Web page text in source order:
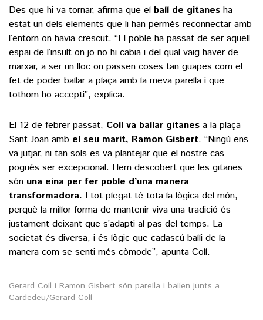
VEURE TOTES
CULTURA POPULAR
LLIBRES
CALAIX
VEURE TOTES
FOTOGALERIES
9MAGAZÍN
AGENDA
BLOGOSFERA
Des que hi va tornar, afirma que el ball de gitanes ha
estat un dels elements que li han permès reconnectar amb
l’entorn on havia crescut. “El poble ha passat de ser aquell
espai de l’insult on jo no hi cabia i del qual vaig haver de
marxar, a ser un lloc on passen coses tan guapes com el
fet de poder ballar a plaça amb la meva parella i que
tothom ho accepti”, explica.
El 12 de febrer passat, Coll va ballar gitanes a la plaça
Sant Joan amb el seu marit, Ramon Gisbert. “Ningú ens
va jutjar, ni tan sols es va plantejar que el nostre cas
pogués ser excepcional. Hem descobert que les gitanes
són una eina per fer poble d’una manera
transformadora. I tot plegat té tota la lògica del món,
perquè la millor forma de mantenir viva una tradició és
justament deixant que s’adapti al pas del temps. La
societat és diversa, i és lògic que cadascú balli de la
manera com se senti més còmode”, apunta Coll.
Gerard Coll i Ramon Gisbert són parella i ballen junts a
Cardedeu/Gerard Coll